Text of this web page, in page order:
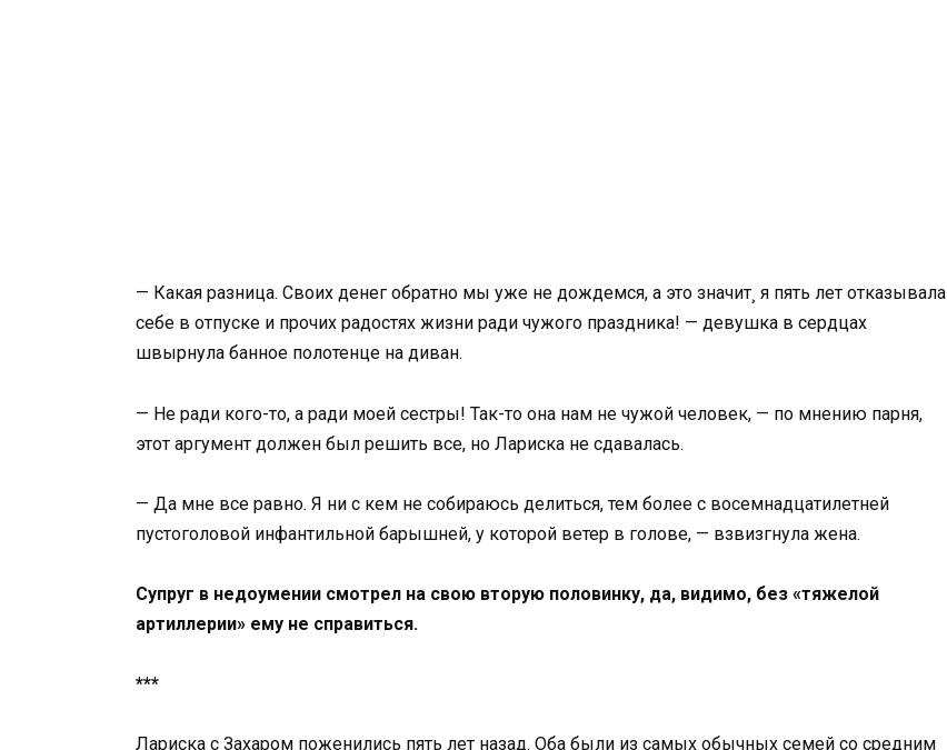
— Какая разница. Своих денег обратно мы уже не дождемся, а это значит¸ я пять лет отказывала
себе в отпуске и прочих радостях жизни ради чужого праздника! — девушка в сердцах
швырнула банное полотенце на диван.
— Не ради кого-то, а ради моей сестры! Так-то она нам не чужой человек, — по мнению парня,
этот аргумент должен был решить все, но Лариска не сдавалась.
— Да мне все равно. Я ни с кем не собираюсь делиться, тем более с восемнадцатилетней
пустоголовой инфантильной барышней, у которой ветер в голове, — взвизгнула жена.
Супруг в недоумении смотрел на свою вторую половинку, да, видимо, без «тяжелой
артиллерии» ему не справиться.
***
Лариска с Захаром поженились пять лет назад. Оба были из самых обычных семей со средним